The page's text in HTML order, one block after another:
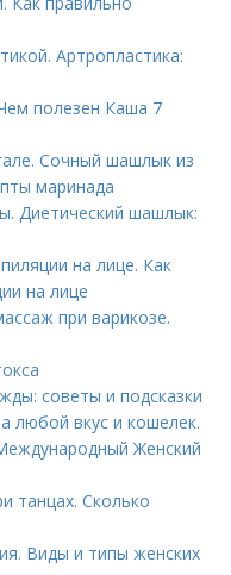
Артропластика:
полезен Каша 7
Сочный шашлык из
маринада
Диетический шашлык:
на лице. Как
на лице
при варикозе.
советы и подсказки
любой вкус и кошелек.
Женский
танцах. Сколько
Виды и типы женских